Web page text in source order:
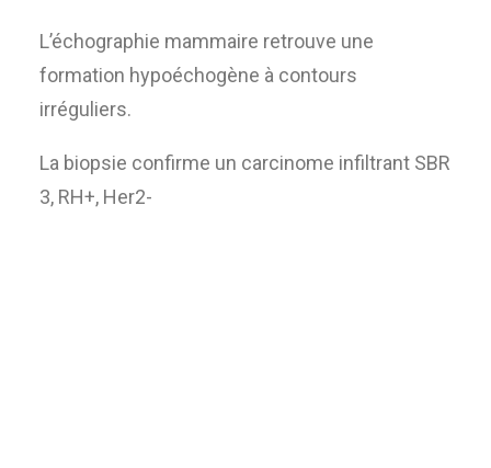
L’échographie mammaire retrouve une
formation hypoéchogène à contours
irréguliers.
La biopsie confirme un carcinome infiltrant SBR
3, RH+, Her2-